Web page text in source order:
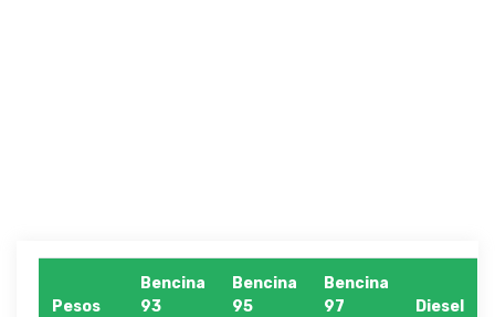
Pesos
Bencina
93
Bencina
95
Bencina
97
Diesel